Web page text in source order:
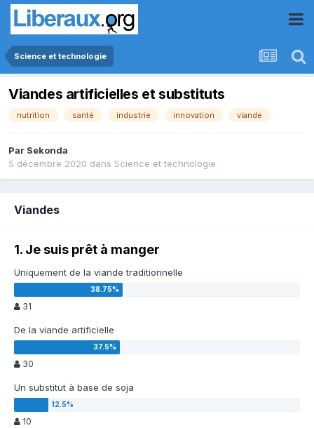
Science et technologie
Viandes artificielles et substituts
nutrition santé industrie innovation viande
Par Sekonda
5 décembre 2020 dans Science et technologie
Viandes
1. Je suis prêt à manger
Uniquement de la viande traditionnelle
31
De la viande artificielle
30
Un substitut à base de soja
10